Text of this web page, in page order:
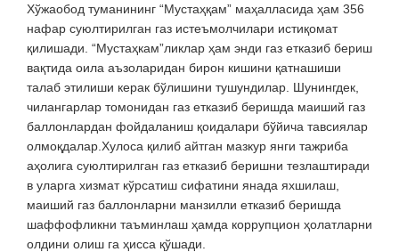
Хўжаобод туманининг “Мустаҳқам” маҳалласида ҳам 356
нафар суюлтирилган газ истеъмолчилари истиқомат
қилишади. “Мустаҳкам”ликлар ҳам энди газ етказиб бериш
вақтида оила аъзоларидан бирон кишини қатнашиши
талаб этилиши керак бўлишини тушундилар. Шунингдек,
чилангарлар томонидан газ етказиб беришда маиший газ
баллонлардан фойдаланиш қоидалари бўйича тавсиялар
олмоқдалар.Хулоса қилиб айтган мазкур янги тажриба
аҳолига суюлтирилган газ етказиб беришни тезлаштиради
в уларга хизмат кўрсатиш сифатини янада яхшилаш,
маиший газ баллонларни манзилли етказиб беришда
шаффофликни таъминлаш ҳамда коррупцион ҳолатларни
олдини олиш га ҳисса қўшади.